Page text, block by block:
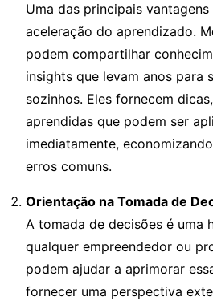
Uma das principais
aceleração do aprendizado.
podem compartilhar
insights que levam anos para
sozinhos. Eles fornecem
aprendidas que podem ser
imediatamente,
erros comuns.
Orientação na Tomada de
A tomada de decisões é uma
qualquer empreendedor ou
podem ajudar a aprimorar
fornecer uma perspectiva